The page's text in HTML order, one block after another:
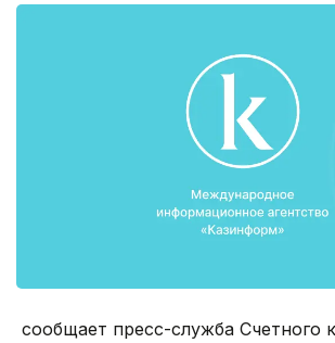
сообщает пресс-служба Счетного